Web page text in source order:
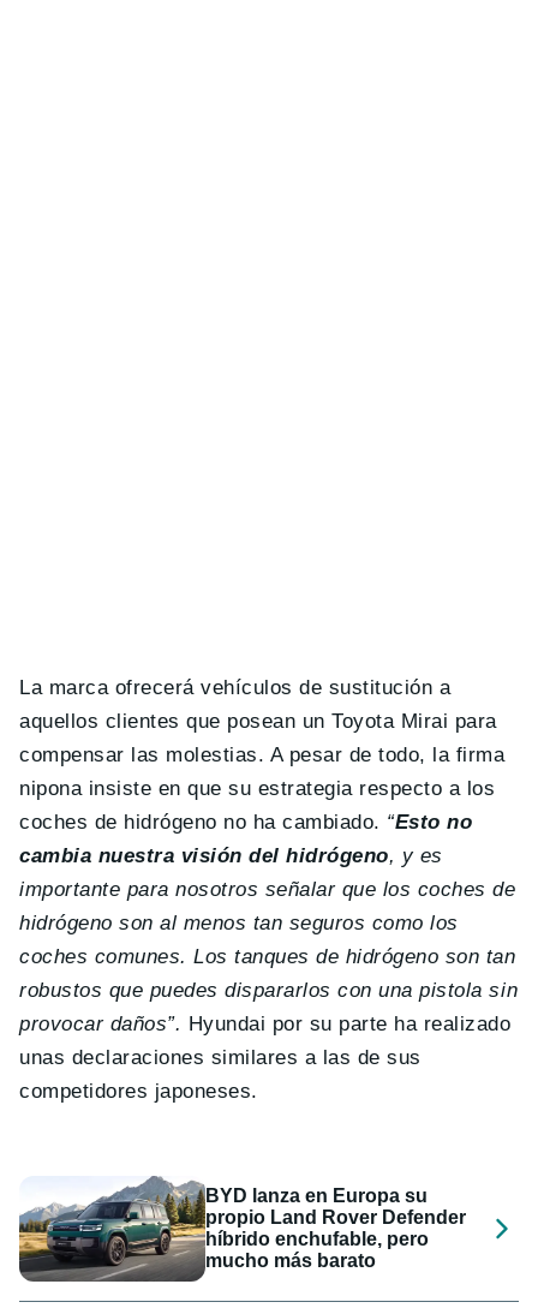
La marca ofrecerá vehículos de sustitución a
aquellos clientes que posean un Toyota Mirai para
compensar las molestias. A pesar de todo, la firma
nipona insiste en que su estrategia respecto a los
coches de hidrógeno no ha cambiado. “Esto no
cambia nuestra visión del hidrógeno, y es
importante para nosotros señalar que los coches de
hidrógeno son al menos tan seguros como los
coches comunes. Los tanques de hidrógeno son tan
robustos que puedes dispararlos con una pistola sin
provocar daños”. Hyundai por su parte ha realizado
unas declaraciones similares a las de sus
competidores japoneses.
BYD lanza en Europa su
propio Land Rover Defender
híbrido enchufable, pero
mucho más barato